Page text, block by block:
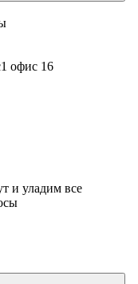
офис 16
и уладим все